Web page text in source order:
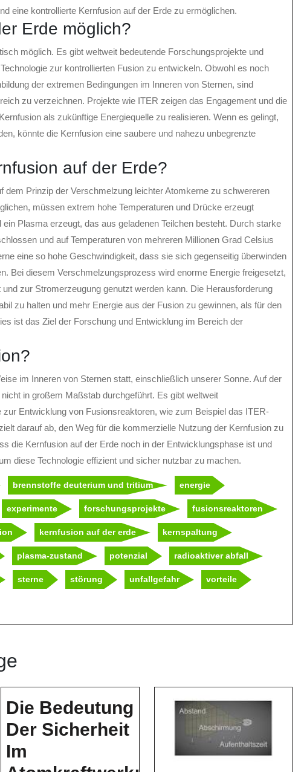
eine kontrollierte Kernfusion auf der Erde zu ermöglichen.
Erde möglich?
möglich. Es gibt weltweit bedeutende Forschungsprojekte und
zur kontrollierten Fusion zu entwickeln. Obwohl es noch
der extremen Bedingungen im Inneren von Sternen, sind
zu verzeichnen. Projekte wie ITER zeigen das Engagement und die
als zukünftige Energiequelle zu realisieren. Wenn es gelingt,
könnte die Kernfusion eine saubere und nahezu unbegrenzte
auf der Erde?
dem Prinzip der Verschmelzung leichter Atomkerne zu schwereren
müssen extrem hohe Temperaturen und Drücke erzeugt
Plasma erzeugt, das aus geladenen Teilchen besteht. Durch starke
und auf Temperaturen von mehreren Millionen Grad Celsius
eine so hohe Geschwindigkeit, dass sie sich gegenseitig überwinden
Bei diesem Verschmelzungsprozess wird enorme Energie freigesetzt,
zur Stromerzeugung genutzt werden kann. Die Herausforderung
zu halten und mehr Energie aus der Fusion zu gewinnen, als für den
ist das Ziel der Forschung und Entwicklung im Bereich der
im Inneren von Sternen statt, einschließlich unserer Sonne. Auf der
in großem Maßstab durchgeführt. Es gibt weltweit
Entwicklung von Fusionsreaktoren, wie zum Beispiel das ITER-
darauf ab, den Weg für die kommerzielle Nutzung der Kernfusion zu
die Kernfusion auf der Erde noch in der Entwicklungsphase ist und
diese Technologie effizient und sicher nutzbar zu machen.
brennstoffe deuterium und tritium energie
experimente forschungsprojekte fusionsreaktoren
kernfusion auf der erde kernspaltung
plasma-zustand potenzial radioaktiver abfall
sterne störung unfallgefahr vorteile
Die Bedeutung
Der Sicherheit
Im